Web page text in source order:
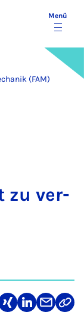
Menü
(FAM)
zu ver­
TeilenTeilenTeilenLink